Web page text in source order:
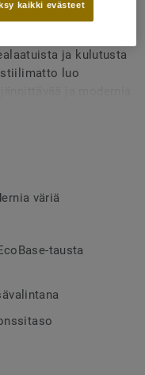
ja kulutusta
luo
ja beigestä
ovat
väriä
tausta
kaikki evästeet